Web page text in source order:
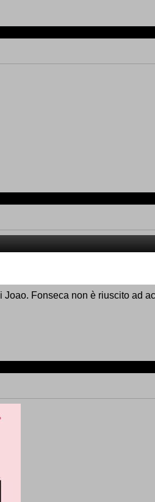
Fonseca non è riuscito ad